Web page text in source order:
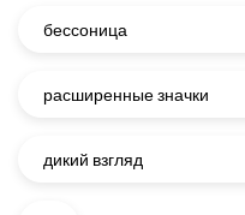
бессоница
расширенные значки
дикий взгляд